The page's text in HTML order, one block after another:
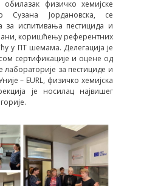
физичко хемијске
Сузана Јордановска, се
за испитивања пестицида и
коришћењу референтних
у ПТ шемама. Делегација је
сертификације и оцене од
лабораторије за пестициде и
– EURL, физичко хемијска
је носилац највишег